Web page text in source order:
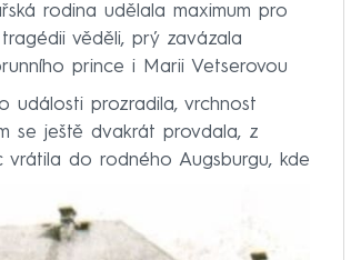
rodina udělala maximum pro
věděli, prý zavázala
prince i Marii Vetserovou
události prozradila, vrchnost
se ještě dvakrát provdala, z
vrátila do rodného Augsburgu, kde